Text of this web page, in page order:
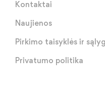
Kontaktai
Naujienos
Pirkimo taisyklės ir
Privatumo politika